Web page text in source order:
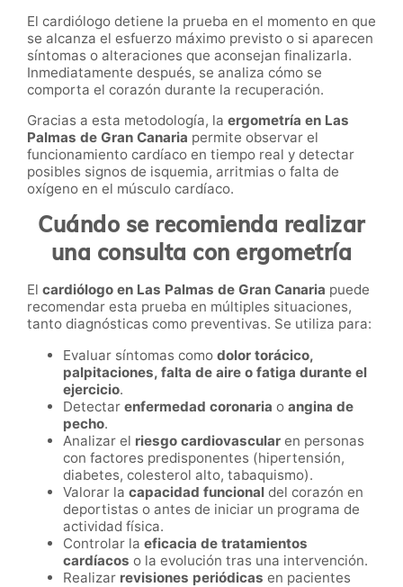
El cardiólogo detiene la prueba en el momento en que
se alcanza el esfuerzo máximo previsto o si aparecen
síntomas o alteraciones que aconsejan finalizarla.
Inmediatamente después, se analiza cómo se
comporta el corazón durante la recuperación.
Gracias a esta metodología, la ergometría en Las
Palmas de Gran Canaria permite observar el
funcionamiento cardíaco en tiempo real y detectar
posibles signos de isquemia, arritmias o falta de
oxígeno en el músculo cardíaco.
Cuándo se recomienda realizar
una consulta con ergometría
El cardiólogo en Las Palmas de Gran Canaria puede
recomendar esta prueba en múltiples situaciones,
tanto diagnósticas como preventivas. Se utiliza para:
Evaluar síntomas como dolor torácico,
palpitaciones, falta de aire o fatiga durante el
ejercicio.
Detectar enfermedad coronaria o angina de
pecho.
Analizar el riesgo cardiovascular en personas
con factores predisponentes (hipertensión,
diabetes, colesterol alto, tabaquismo).
Valorar la capacidad funcional del corazón en
deportistas o antes de iniciar un programa de
actividad física.
Controlar la eficacia de tratamientos
cardíacos o la evolución tras una intervención.
Realizar revisiones periódicas en pacientes